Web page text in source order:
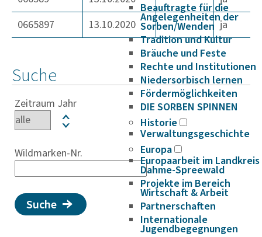
Beauftragte für die
Angelegenheiten der
Sorben/Wenden
Tradition und Kultur
Bräuche und Feste
Rechte und Institutionen
Niedersorbisch lernen
Fördermöglichkeiten
DIE SORBEN SPINNEN
Historie
Verwaltungsgeschichte
Europa
Europaarbeit im Landkreis
Dahme-Spreewald
Projekte im Bereich
Wirtschaft & Arbeit
Partnerschaften
Internationale
Jugendbegegnungen
0665897
13.10.2020 ja
Suche
Zeitraum Jahr
Wildmarken-Nr.
Suche